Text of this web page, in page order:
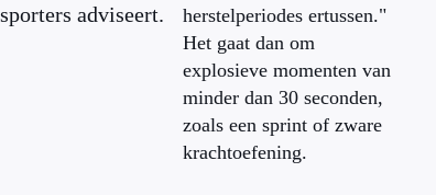
sporters adviseert.
herstelperiodes ertussen."
Het gaat dan om
explosieve momenten van
minder dan 30 seconden,
zoals een sprint of zware
krachtoefening.